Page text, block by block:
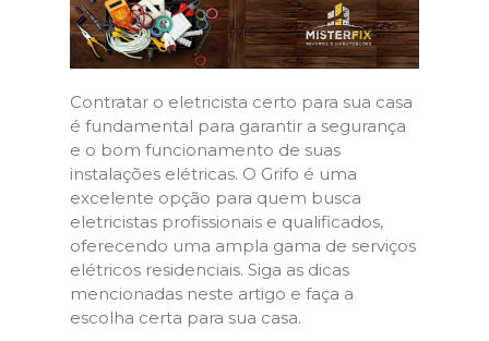
Contratar o eletricista certo para sua casa
é fundamental para garantir a segurança
e o bom funcionamento de suas
instalações elétricas. O Grifo é uma
excelente opção para quem busca
eletricistas profissionais e qualificados,
oferecendo uma ampla gama de serviços
elétricos residenciais. Siga as dicas
mencionadas neste artigo e faça a
escolha certa para sua casa.